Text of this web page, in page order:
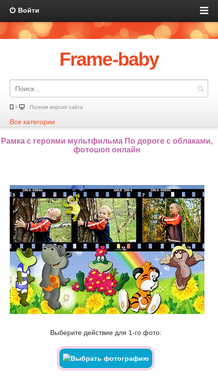
Войти
Frame-baby
Полная версия сайта
Все категории
Рамка с героями мультфильма По дороге с облаками,
фотошоп онлайн
Выберите действие для 1-го фото: